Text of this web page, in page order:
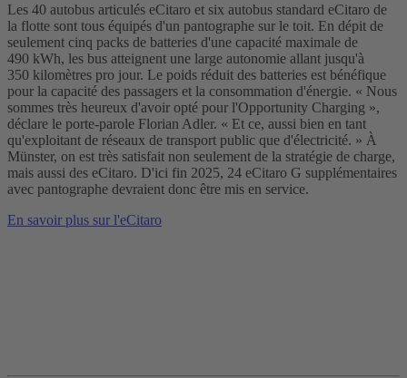
Les 40 autobus articulés eCitaro et six autobus standard eCitaro de
la flotte sont tous équipés d'un pantographe sur le toit. En dépit de
seulement cinq packs de batteries d'une capacité maximale de
490 kWh, les bus atteignent une large autonomie allant jusqu'à
350 kilomètres pro jour. Le poids réduit des batteries est bénéfique
pour la capacité des passagers et la consommation d'énergie. « Nous
sommes très heureux d'avoir opté pour l'Opportunity Charging »,
déclare le porte-parole Florian Adler. « Et ce, aussi bien en tant
qu'exploitant de réseaux de transport public que d'électricité. » À
Münster, on est très satisfait non seulement de la stratégie de charge,
mais aussi des eCitaro. D'ici fin 2025, 24 eCitaro G supplémentaires
avec pantographe devraient donc être mis en service.
En savoir plus sur l'eCitaro